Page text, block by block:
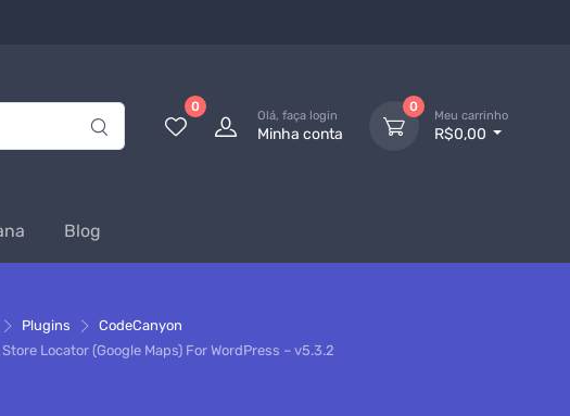
0
Olá, faça login
Minha conta
0
Meu carrinho
R$0,00
Blog
Plugins
CodeCanyon
Locator (Google Maps) For WordPress – v5.3.2